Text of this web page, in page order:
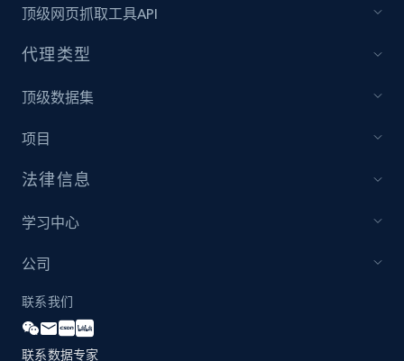
顶级网页抓取工具API
代理类型
顶级数据集
项目
法律信息
学习中心
公司
联系我们
联系数据专家